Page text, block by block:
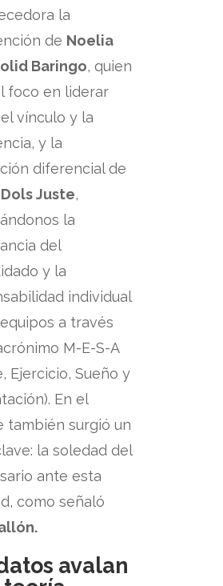
la
de Noelia
Baringo, quien
foco en liderar
vínculo y la
y la
diferencial de
Juste,
la
del
y la
individual
a través
M-E-S-A
Ejercicio, Sueño y
En el
también surgió un
la soledad del
ante esta
como señaló
avalan